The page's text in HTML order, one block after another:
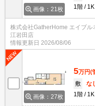
画像：21枚
1階
1K
株式会社GatherHome エイブル
江岩田店
情報更新日 2026/08/06
画像：27枚
5万円(
敷
な
1階
1K